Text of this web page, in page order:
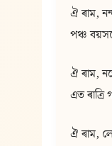
ঐ ৰাম,
পঞ্চ
ঐ ৰাম,
এত ৰাত্ৰি
ঐ ৰাম,